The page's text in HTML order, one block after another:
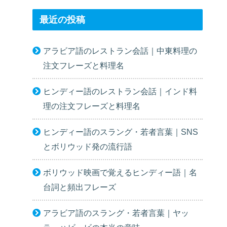
最近の投稿
アラビア語のレストラン会話｜中東料理の
注文フレーズと料理名
ヒンディー語のレストラン会話｜インド料
理の注文フレーズと料理名
ヒンディー語のスラング・若者言葉｜SNS
とボリウッド発の流行語
ボリウッド映画で覚えるヒンディー語｜名
台詞と頻出フレーズ
アラビア語のスラング・若者言葉｜ヤッ